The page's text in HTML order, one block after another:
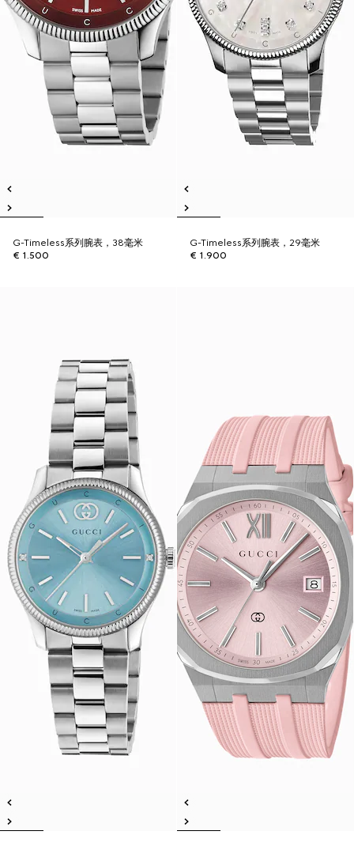
G-Timeless系列腕表，38毫米
€ 1.500
G-Timeless系列腕表，29毫米
€ 1.900